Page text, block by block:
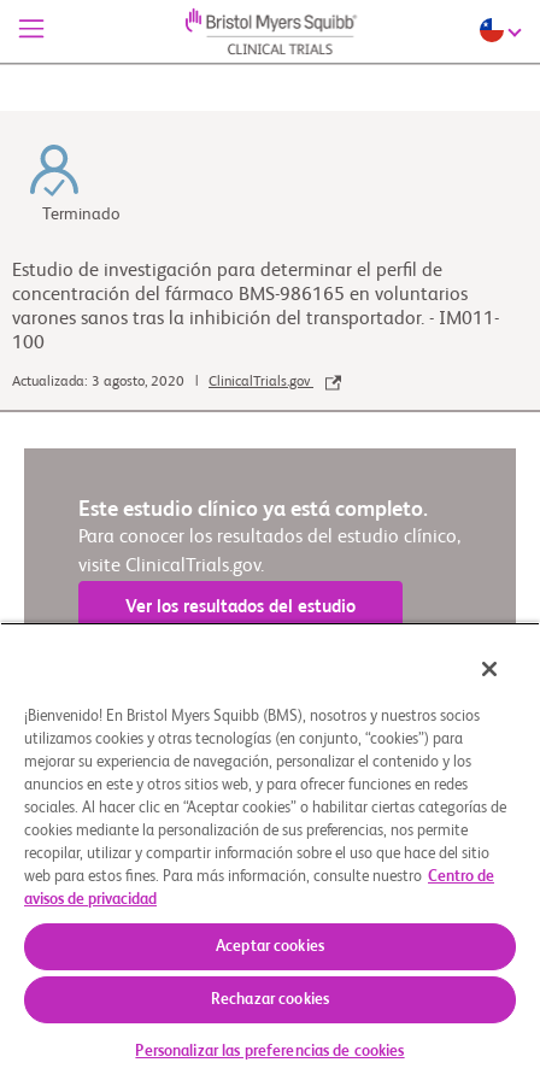
Terminado
Estudio de investigación para determinar el perfil de
concentración del fármaco BMS-986165 en voluntarios
varones sanos tras la inhibición del transportador. - IM011-
100
Actualizada: 3 agosto, 2020 | ClinicalTrials.gov
Este estudio clínico ya está completo.
Para conocer los resultados del estudio clínico,
visite ClinicalTrials.gov.
Ver los resultados del estudio
Resumen en lenguaje sencillo
Quiénes somos Grupos de apoyo Aviso legal Política de privacidad Preferencias de cookies
© 2026 Bristol-Myers Squibb Company
¡Bienvenido! En Bristol Myers Squibb (BMS), nosotros y nuestros socios
utilizamos cookies y otras tecnologías (en conjunto, “cookies”) para
mejorar su experiencia de navegación, personalizar el contenido y los
anuncios en este y otros sitios web, y para ofrecer funciones en redes
sociales. Al hacer clic en “Aceptar cookies” o habilitar ciertas categorías de
cookies mediante la personalización de sus preferencias, nos permite
recopilar, utilizar y compartir información sobre el uso que hace del sitio
web para estos fines. Para más información, consulte nuestro Centro de
avisos de privacidad
Aceptar cookies
Rechazar cookies
Personalizar las preferencias de cookies